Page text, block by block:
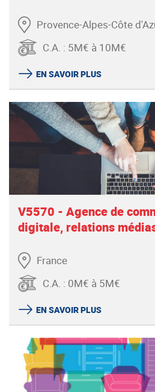
Provence-Alpes-Côte
C.A. : 5M€ à 10M€
EN SAVOIR PLUS
V5570 - Agence de
digitale, relations
France
C.A. : 0M€ à 5M€
EN SAVOIR PLUS